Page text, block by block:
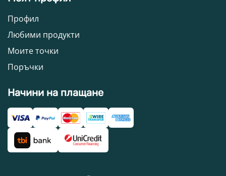
Профил
Любими продукти
Моите точки
Поръчки
Начини на плащане